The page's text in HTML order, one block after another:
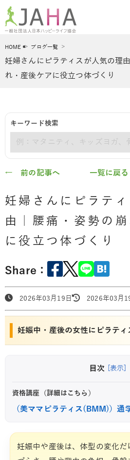
HOME ブログ一覧
妊婦さんにピラティスが人気の理
れ・産後ケアに役立つ体づくり
キーワード検索
← 前の記事へ 一覧に戻る
妊婦さんにピラテ
由｜腰痛・姿勢の
に役立つ体づくり
Share：
2026年03月19日 2026年03月
妊娠中・産後の女性にピラテ
目次 [表示]
資格講座（詳細はこちら）
（美ママピラティス(BMM)）通
妊娠中や産後は、体型の変化だ